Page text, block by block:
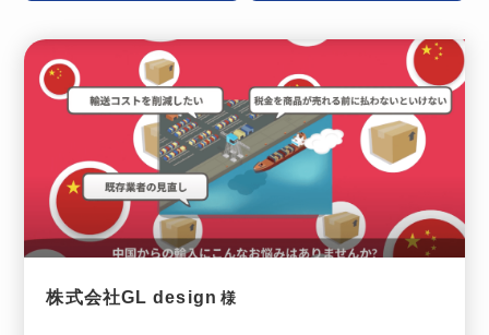
株式会社GL design